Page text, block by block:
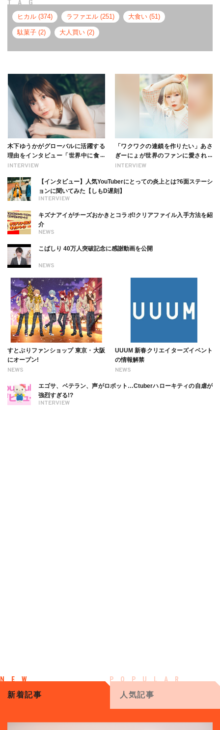
TAG
ヒカル (374) ラファエル (251) 大食い (51)
駄菓子 (2) 大人買い (2)
INTERVIEW
木下ゆうかがグローバルに活躍する
理由をインタビュー「世界中に食べ
る幸せを伝えたい」新事務所加入に
INTERVIEW
「ワクワクの連鎖を作りたい」あさ
ぎーにょが世界のファンに愛される
理由【インタビュー】
INTERVIEW
【インタビュー】人気YouTuberにとっての炎上とは?6面ステーシ
ョンに聞いてみた【しもD遅刻】
NEWS
キズナアイがチーズおかきとコラボ!クリアファイル入手方法を紹
介
NEWS
こばしり 40万人突破記念に感謝動画を公開
NEWS
すとぷりファンショップ 東京・大阪
にオープン!
NEWS
UUUM 新春クリエイターズイベント
の情報解禁
INTERVIEW
エゴサ、ベテラン、声がロボット…Ctuberハローキティの自虐が
強烈すぎる!?
新着記事 人気記事